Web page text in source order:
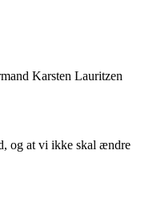
Karsten Lauritzen
og at vi ikke skal ændre